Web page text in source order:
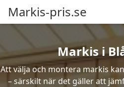
Markis-pris.se
Markis i
Att välja och montera markis
– särskilt när det gäller att